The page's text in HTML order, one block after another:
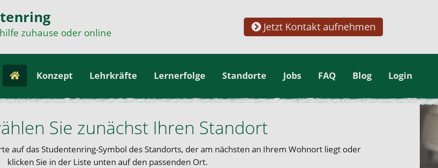
zuhause oder online Jetzt Kontakt aufnehmen
Konzept Lehrkräfte Lernerfolge Standorte Jobs FAQ Blog Login
Sie zunächst Ihren Standort
auf das Studentenring-Symbol des Standorts, der am nächsten an Ihrem Wohnort liegt oder
klicken Sie in der Liste unten auf den passenden Ort.